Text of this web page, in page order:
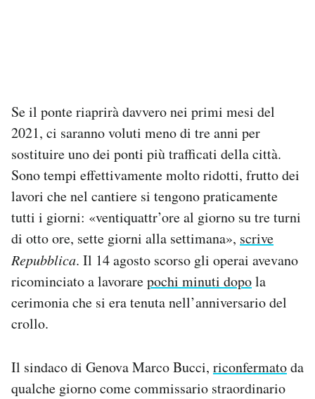
Se il ponte riaprirà davvero nei primi mesi del
2021, ci saranno voluti meno di tre anni per
sostituire uno dei ponti più trafficati della città.
Sono tempi effettivamente molto ridotti, frutto dei
lavori che nel cantiere si tengono praticamente
tutti i giorni: «ventiquattr’ore al giorno su tre turni
di otto ore, sette giorni alla settimana», scrive
Repubblica. Il 14 agosto scorso gli operai avevano
ricominciato a lavorarepochi minuti dopola
cerimonia che si era tenuta nell’anniversario del
crollo.
Il sindaco di Genova Marco Bucci, riconfermatoda
qualche giorno come commissario straordinario